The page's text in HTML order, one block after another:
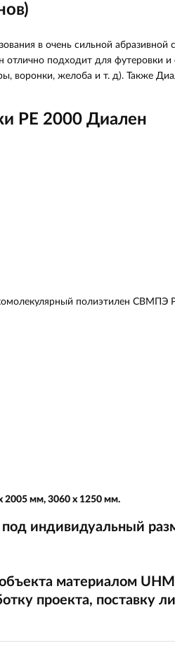
в очень сильной абразивной
отлично подходит для футеровки
воронки, желоба и т. д). Также
PE 2000 Диален
полиэтилен СВМПЭ
2005 мм, 3060 х 1250 мм.
индивидуальный
материалом
проекта, поставку